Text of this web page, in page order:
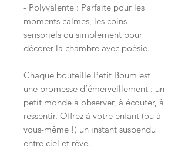
- Polyvalente : Parfaite pour les
moments calmes, les coins
sensoriels ou simplement pour
décorer la chambre avec poésie.
Chaque bouteille Petit Boum est
une promesse d’émerveillement : un
petit monde à observer, à écouter, à
ressentir. Offrez à votre enfant (ou à
vous-même !) un instant suspendu
entre ciel et rêve.